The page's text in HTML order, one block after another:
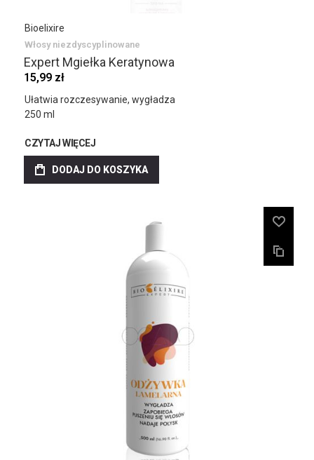
Bioelixire
Włosy niezdyscyplinowane
Expert Mgiełka Keratynowa
15,99 zł
Ułatwia rozczesywanie, wygładza
250 ml
CZYTAJ WIĘCEJ
DODAJ DO KOSZYKA